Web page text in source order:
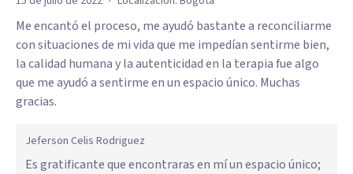
Me encantó el proceso, me ayudó bastante a reconciliarme
con situaciones de mi vida que me impedían sentirme bien,
la calidad humana y la autenticidad en la terapia fue algo
que me ayudó a sentirme en un espacio único. Muchas
gracias.
Jeferson Celis Rodriguez
Es gratificante que encontraras en mí un espacio único;